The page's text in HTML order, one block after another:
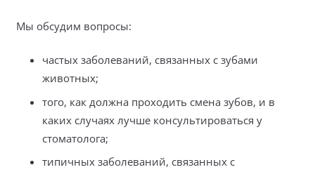
Мы обсудим вопросы:
частых заболеваний, связанных с зубами
животных;
того, как должна проходить смена зубов, и в
каких случаях лучше консультироваться у
стоматолога;
типичных заболеваний, связанных с